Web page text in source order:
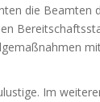
die Beamten
Im